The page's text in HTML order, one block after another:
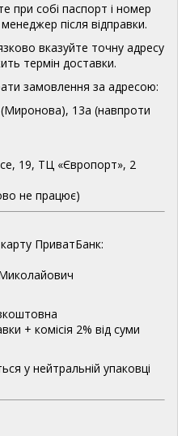
при собі паспорт і номер
після відправки.
вказуйте точну адресу
термін доставки.
замовлення за адресою:
13а (навпроти
19, ТЦ «Європорт», 2
не працює)
ПриватБанк:
+ комісія 2% від суми
у нейтральній упаковці